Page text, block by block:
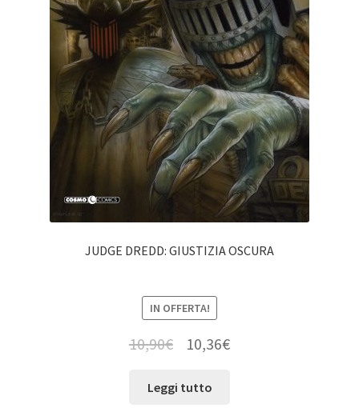
JUDGE DREDD: GIUSTIZIA OSCURA
IN OFFERTA!
10,90€ 10,36€
Leggi tutto